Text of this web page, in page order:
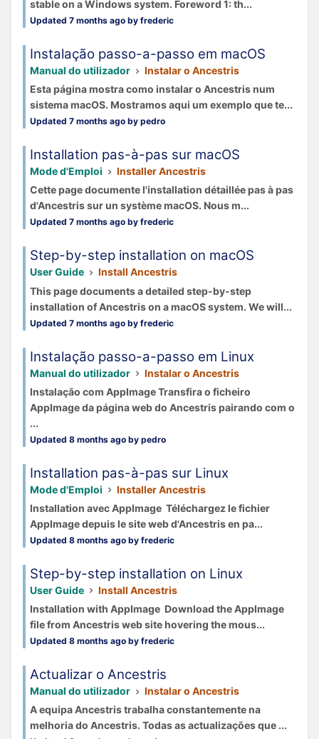
stable on a Windows system. Foreword 1: th...
Updated 7 months ago by frederic
Instalação passo-a-passo em macOS
Manual do utilizador
Instalar o Ancestris
Esta página mostra como instalar o Ancestris num
sistema macOS. Mostramos aqui um exemplo que te...
Updated 7 months ago by pedro
Installation pas-à-pas sur macOS
Mode d'Emploi
Installer Ancestris
Cette page documente l'installation détaillée pas à pas
d'Ancestris sur un système macOS. Nous m...
Updated 7 months ago by frederic
Step-by-step installation on macOS
User Guide
Install Ancestris
This page documents a detailed step-by-step
installation of Ancestris on a macOS system. We will...
Updated 7 months ago by frederic
Instalação passo-a-passo em Linux
Manual do utilizador
Instalar o Ancestris
Instalação com AppImage Transfira o ficheiro
AppImage da página web do Ancestris pairando com o
...
Updated 8 months ago by pedro
Installation pas-à-pas sur Linux
Mode d'Emploi
Installer Ancestris
Installation avec AppImage Téléchargez le fichier
AppImage depuis le site web d'Ancestris en pa...
Updated 8 months ago by frederic
Step-by-step installation on Linux
User Guide
Install Ancestris
Installation with AppImage Download the AppImage
file from Ancestris web site hovering the mous...
Updated 8 months ago by frederic
Actualizar o Ancestris
Manual do utilizador
Instalar o Ancestris
A equipa Ancestris trabalha constantemente na
melhoria do Ancestris. Todas as actualizações que ...